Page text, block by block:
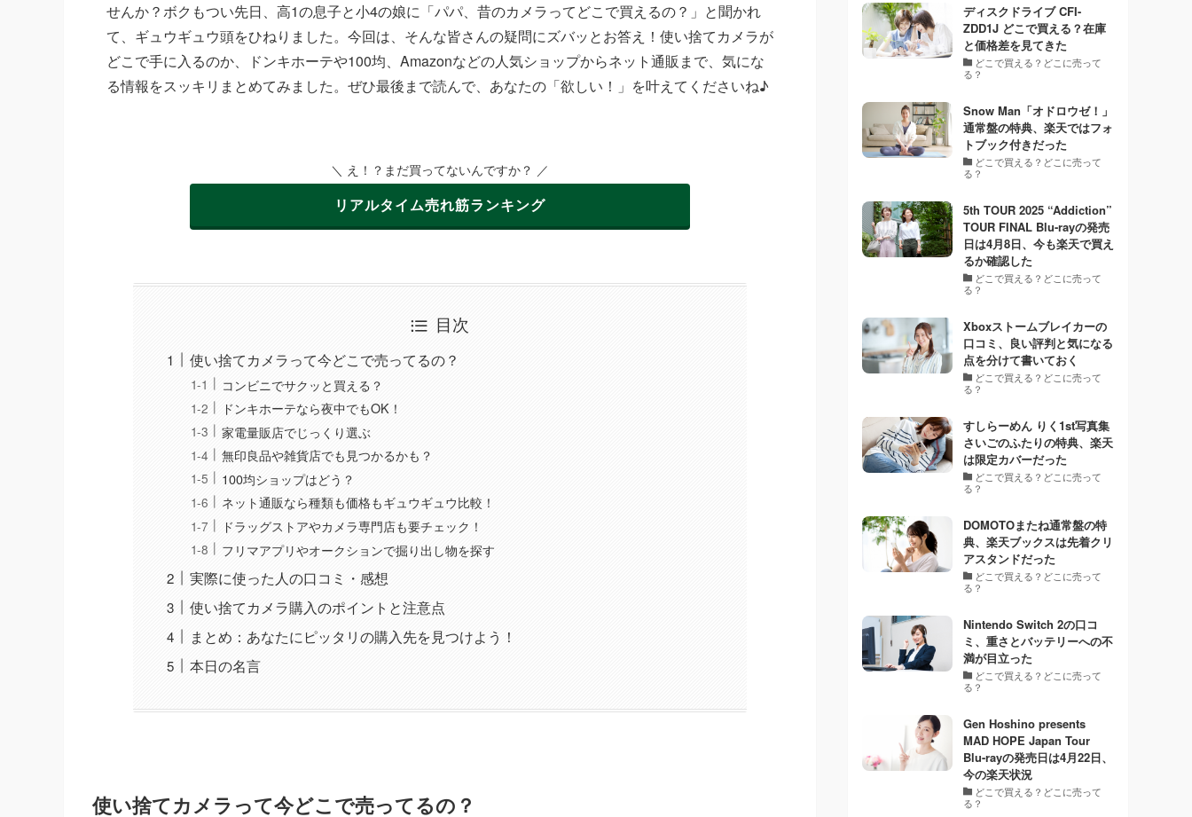
せんか？ボクもつい先日、高1の息子と小4の娘に「パパ、昔のカメラってどこで買えるの？」と聞かれ
て、ギュウギュウ頭をひねりました。今回は、そんな皆さんの疑問にズバッとお答え！使い捨てカメラが
どこで手に入るのか、ドンキホーテや100均、Amazonなどの人気ショップからネット通販まで、気にな
る情報をスッキリまとめてみました。ぜひ最後まで読んで、あなたの「欲しい！」を叶えてくださいね♪
＼ え！？まだ買ってないんですか？ ／
リアルタイム売れ筋ランキング
目次
使い捨てカメラって今どこで売ってるの？
コンビニでサクッと買える？
ドンキホーテなら夜中でもOK！
家電量販店でじっくり選ぶ
無印良品や雑貨店でも見つかるかも？
100均ショップはどう？
ネット通販なら種類も価格もギュウギュウ比較！
ドラッグストアやカメラ専門店も要チェック！
フリマアプリやオークションで掘り出し物を探す
実際に使った人の口コミ・感想
使い捨てカメラ購入のポイントと注意点
まとめ：あなたにピッタリの購入先を見つけよう！
本日の名言
使い捨てカメラって今どこで売ってるの？
ディスクドライブ CFI-
ZDD1J どこで買える？在庫
と価格差を見てきた
どこで買える？どこに売って
る？
Snow Man「オドロウゼ！」
通常盤の特典、楽天ではフォ
トブック付きだった
どこで買える？どこに売って
る？
5th TOUR 2025 “Addiction”
TOUR FINAL Blu-rayの発売
日は4月8日、今も楽天で買え
るか確認した
どこで買える？どこに売って
る？
Xboxストームブレイカーの
口コミ、良い評判と気になる
点を分けて書いておく
どこで買える？どこに売って
る？
すしらーめん りく1st写真集
さいごのふたりの特典、楽天
は限定カバーだった
どこで買える？どこに売って
る？
DOMOTOまたね通常盤の特
典、楽天ブックスは先着クリ
アスタンドだった
どこで買える？どこに売って
る？
Nintendo Switch 2の口コ
ミ、重さとバッテリーへの不
満が目立った
どこで買える？どこに売って
る？
Gen Hoshino presents
MAD HOPE Japan Tour
Blu-rayの発売日は4月22日、
今の楽天状況
どこで買える？どこに売って
る？